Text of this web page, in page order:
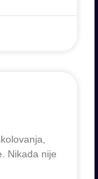
Nikada nije